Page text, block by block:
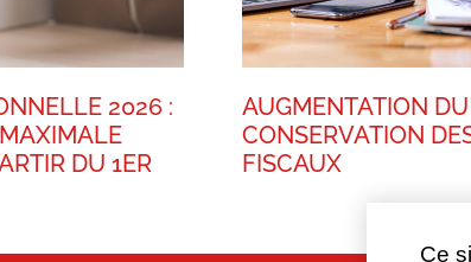
2026 :
DU 1ER
AUGMENTATION
CONSERVATION
FISCAUX
Ce